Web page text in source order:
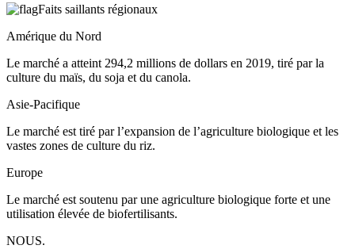
Faits saillants régionaux
Amérique du Nord
Le marché a atteint 294,2 millions de dollars en 2019, tiré par la
culture du maïs, du soja et du canola.
Asie-Pacifique
Le marché est tiré par l’expansion de l’agriculture biologique et les
vastes zones de culture du riz.
Europe
Le marché est soutenu par une agriculture biologique forte et une
utilisation élevée de biofertilisants.
NOUS.